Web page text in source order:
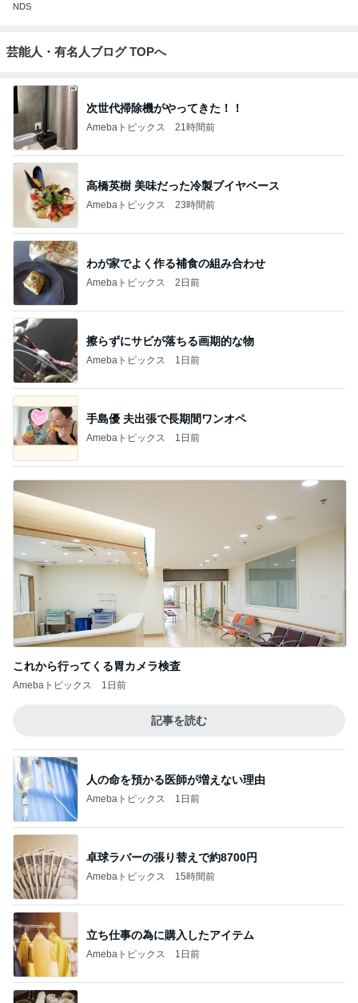
NDS
芸能人・有名人ブログ TOPへ
次世代掃除機がやってきた！！
Amebaトピックス 21時間前
高橋英樹 美味だった冷製ブイヤベース
Amebaトピックス 23時間前
わが家でよく作る補食の組み合わせ
Amebaトピックス 2日前
擦らずにサビが落ちる画期的な物
Amebaトピックス 1日前
手島優 夫出張で長期間ワンオペ
Amebaトピックス 1日前
これから行ってくる胃カメラ検査
Amebaトピックス 1日前
記事を読む
人の命を預かる医師が増えない理由
Amebaトピックス 1日前
卓球ラバーの張り替えで約8700円
Amebaトピックス 15時間前
立ち仕事の為に購入したアイテム
Amebaトピックス 1日前